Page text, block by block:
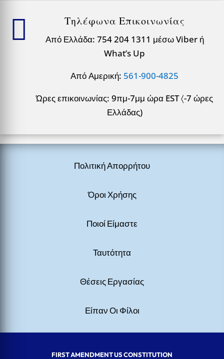
 Τηλέφωνα Επικοινωνίας
Από Ελλάδα: 754 204 1311 μέσω Viber ή
What’s Up
Από Αμερική: 561-900-4825
Ώρες επικοινωνίας: 9πμ-7μμ ώρα EST 〈-7 ώρες
Ελλάδας)
Πολιτική Απορρήτου
Όροι Χρήσης
Ποιοί Είμαστε
Ταυτότητα
Θέσεις Εργασίας
Είπαν Οι Φίλοι
FIRST AMENDMENT US CONSTITUTION